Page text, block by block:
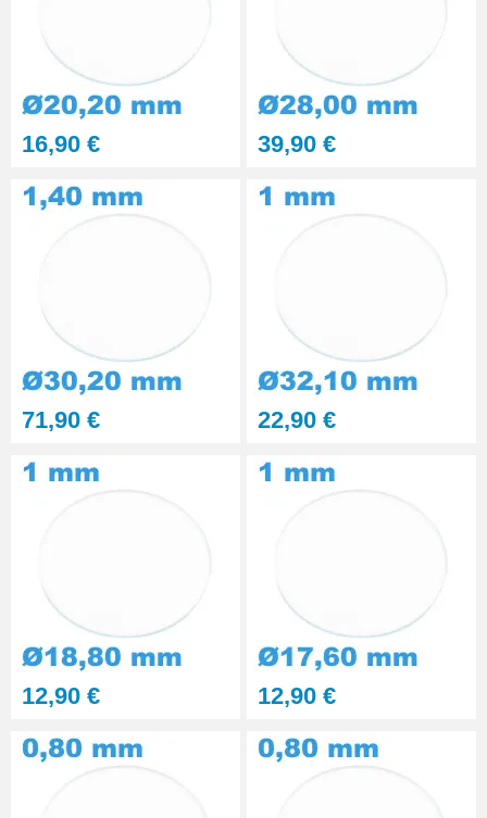
16,90 € 39,90 €
71,90 € 22,90 €
12,90 € 12,90 €